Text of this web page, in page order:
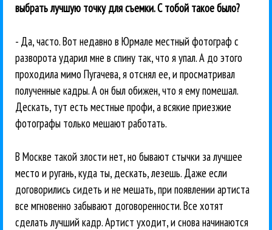
выбрать лучшую точку для съемки. С тобой такое было?
- Да, часто. Вот недавно в Юрмале местный фотограф с
разворота ударил мне в спину так, что я упал. А до этого
проходила мимо Пугачева, я отснял ее, и просматривал
полученные кадры. А он был обижен, что я ему помешал.
Дескать, тут есть местные профи, а всякие приезжие
фотографы только мешают работать.
В Москве такой злости нет, но бывают стычки за лучшее
место и ругань, куда ты, дескать, лезешь. Даже если
договорились сидеть и не мешать, при появлении артиста
все мгновенно забывают договоренности. Все хотят
сделать лучший кадр. Артист уходит, и снова начинаются